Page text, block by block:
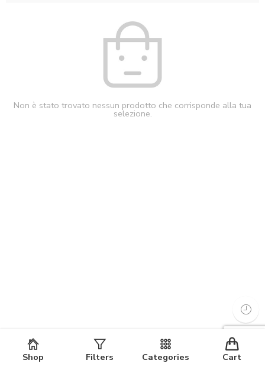
Non è stato trovato nessun prodotto che corrisponde alla tua
selezione.
Shop Filters Categories Cart